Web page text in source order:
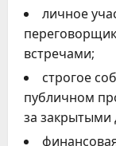
личное
встречами;
строгое
публичном
за закрытыми